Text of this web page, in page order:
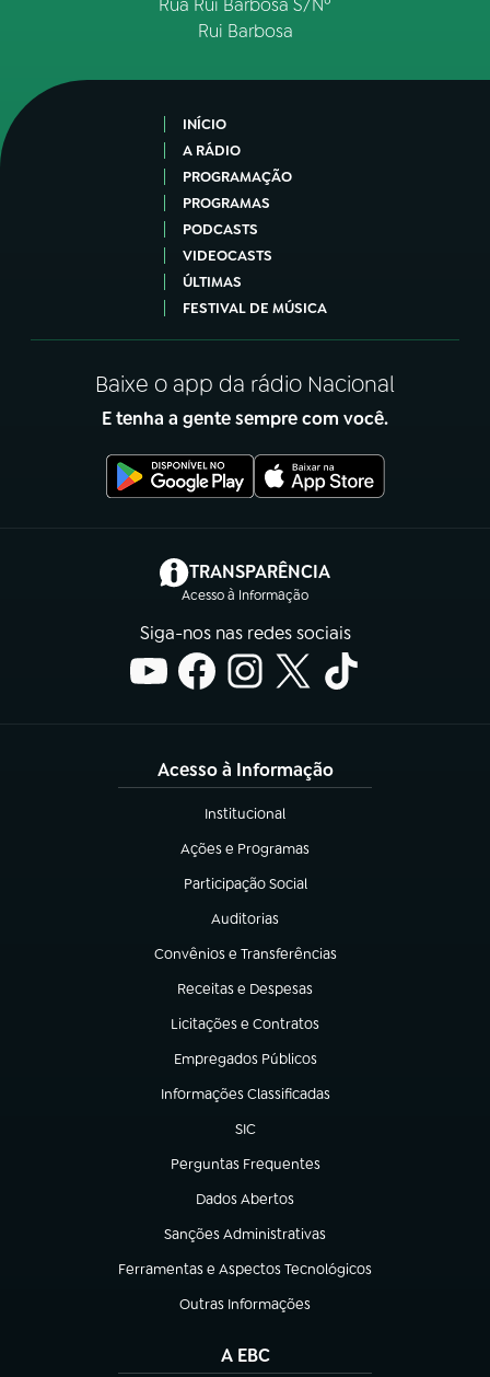
Rua Rui Barbosa S/Nº
Rui Barbosa
INÍCIO
A RÁDIO
PROGRAMAÇÃO
PROGRAMAS
PODCASTS
VIDEOCASTS
ÚLTIMAS
FESTIVAL DE MÚSICA
Baixe o app da rádio Nacional
E tenha a gente sempre com você.
TRANSPARÊNCIA
Acesso à Informação
(abre em nova aba)
Siga-nos nas redes sociais
Acesso à Informação
Institucional
(abre em nova aba)
Ações e Programas
(abre em nova aba)
Participação Social
(abre em nova aba)
Auditorias
(abre em nova aba)
Convênios e Transferências
(abre em nova aba)
Receitas e Despesas
(abre em nova aba)
Licitações e Contratos
(abre em nova aba)
Empregados Públicos
(abre em nova aba)
Informações Classificadas
(abre em nova aba)
SIC
(abre em nova aba)
Perguntas Frequentes
(abre em nova aba)
Dados Abertos
(abre em nova aba)
Sanções Administrativas
(abre em nova aba)
Ferramentas e Aspectos Tecnológicos
(abre em nova aba)
Outras Informações
(abre em nova aba)
A EBC